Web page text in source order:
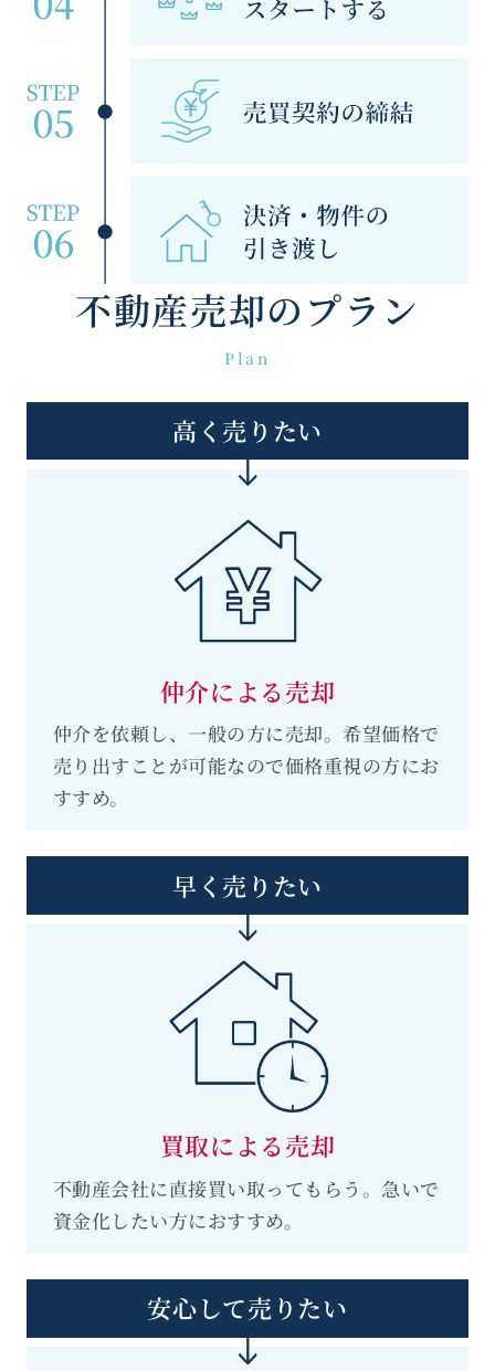
不動産売却のプラン
Plan
高く売りたい
仲介による売却
仲介を依頼し、一般の方に売却。希望価格で
売り出すことが可能なので価格重視の方にお
すすめ。
早く売りたい
買取による売却
不動産会社に直接買い取ってもらう。急いで
資金化したい方におすすめ。
安心して売りたい